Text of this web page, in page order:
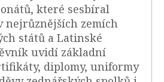
které sesbíral
nejrůznějších zemích
států a Latinské
uvidí základní
diplomy, uniformy